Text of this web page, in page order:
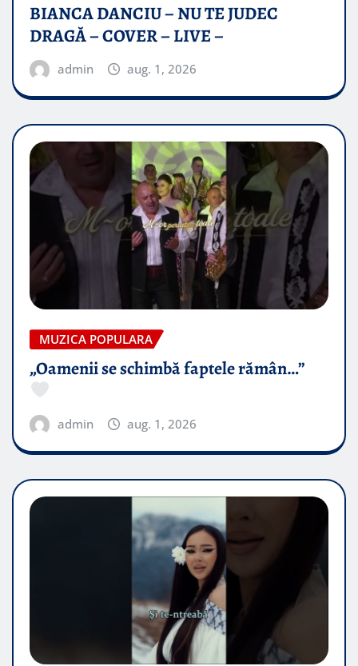
BIANCA DANCIU – NU TE JUDEC
DRAGĂ – COVER – LIVE –
admin aug. 1, 2026
MUZICA POPULARA
„Oamenii se schimbă faptele rămân…”
admin aug. 1, 2026